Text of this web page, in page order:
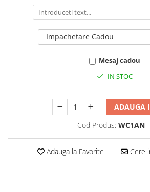
Impachetare Cadou
Mesaj cadou
IN STOC
ADAUGA
Cod Produs: WC1AN
Adauga la Favorite Cere